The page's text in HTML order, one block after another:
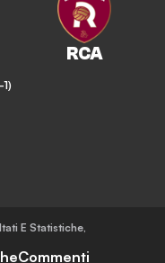
E Statistiche,
Commenti